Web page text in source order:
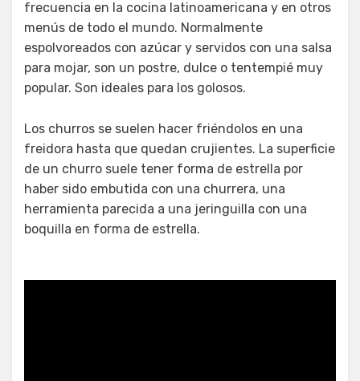
frecuencia en la cocina latinoamericana y en otros
menús de todo el mundo. Normalmente
espolvoreados con azúcar y servidos con una salsa
para mojar, son un postre, dulce o tentempié muy
popular. Son ideales para los golosos.
Los churros se suelen hacer friéndolos en una
freidora hasta que quedan crujientes. La superficie
de un churro suele tener forma de estrella por
haber sido embutida con una churrera, una
herramienta parecida a una jeringuilla con una
boquilla en forma de estrella.